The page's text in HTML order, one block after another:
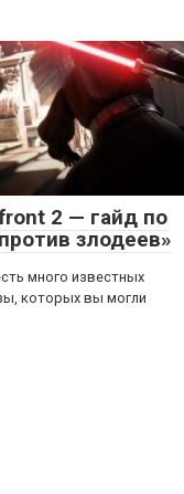
2 — гайд по
злодеев»
много известных
которых вы могли